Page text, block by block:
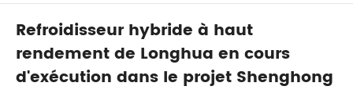
Refroidisseur hybride à haut
rendement de Longhua en cours
d'exécution dans le projet Shenghong